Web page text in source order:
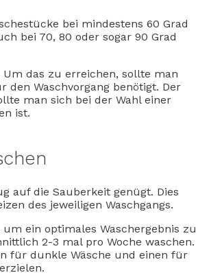
bei mindestens 60 Grad
bei 70, 80 oder sogar 90 Grad
Um das zu erreichen, sollte man
den Waschvorgang benötigt. Der
man sich bei der Wahl einer
ist.
auf die Sauberkeit genügt. Dies
des jeweiligen Waschgangs.
ein optimales Waschergebnis zu
2-3 mal pro Woche waschen.
für dunkle Wäsche und einen für